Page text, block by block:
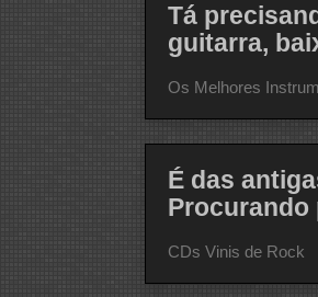
Tá
guitarra,
Os Melhores
É das
Procurando
CDs Vinis de Rock